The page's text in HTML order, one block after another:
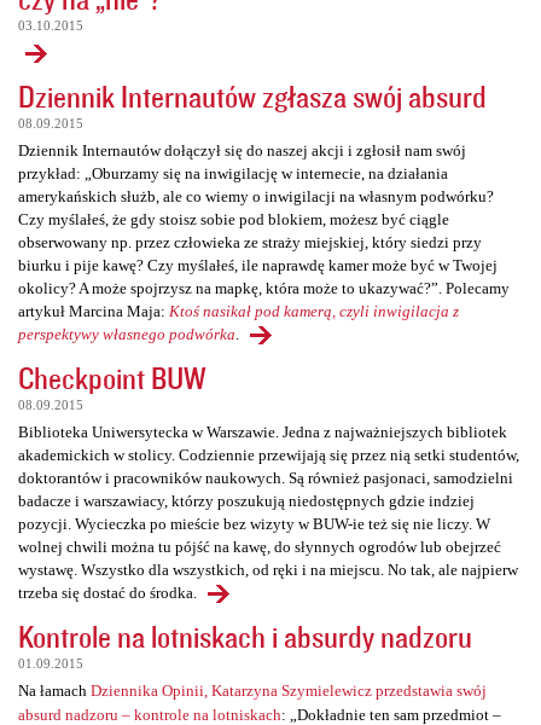
03.10.2015
Dziennik Internautów zgłasza swój absurd
08.09.2015
Dziennik Internautów dołączył się do naszej akcji i zgłosił nam swój
przykład: „Oburzamy się na inwigilację w internecie, na działania
amerykańskich służb, ale co wiemy o inwigilacji na własnym podwórku?
Czy myślałeś, że gdy stoisz sobie pod blokiem, możesz być ciągle
obserwowany np. przez człowieka ze straży miejskiej, który siedzi przy
biurku i pije kawę? Czy myślałeś, ile naprawdę kamer może być w Twojej
okolicy? A może spojrzysz na mapkę, która może to ukazywać?”. Polecamy
artykuł Marcina Maja: Ktoś nasikał pod kamerą, czyli inwigilacja z
perspektywy własnego podwórka
Checkpoint BUW
08.09.2015
Biblioteka Uniwersytecka w Warszawie. Jedna z najważniejszych bibliotek
akademickich w stolicy. Codziennie przewijają się przez nią setki studentów,
doktorantów i pracowników naukowych. Są również pasjonaci, samodzielni
badacze i warszawiacy, którzy poszukują niedostępnych gdzie indziej
pozycji. Wycieczka po mieście bez wizyty w BUW-ie też się nie liczy. W
wolnej chwili można tu pójść na kawę, do słynnych ogrodów lub obejrzeć
wystawę. Wszystko dla wszystkich, od ręki i na miejscu. No tak, ale najpierw
trzeba się dostać do środka.
Kontrole na lotniskach i absurdy nadzoru
01.09.2015
Na łamach Dziennika Opinii, Katarzyna Szymielewicz przedstawia swój
absurd nadzoru – kontrole na lotniskach: „Dokładnie ten sam przedmiot –